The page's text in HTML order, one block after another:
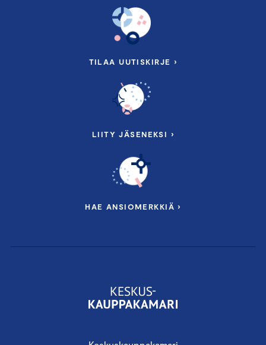
TILAA UUTISKIRJE ›
LIITY JÄSENEKSI ›
HAE ANSIOMERKKIÄ ›